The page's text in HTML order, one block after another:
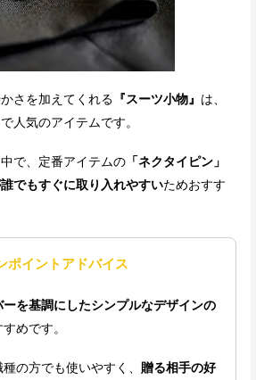
さを加えてくれる 『スーツ小物』 は、
人気のアイテムです。
で、定番アイテムの 「ネクタイピン」
でもすぐに取り入れやすいためおすす
ポイントアドバイス
ーを基調にしたシンプルなデザインの
めです。
の方でも使いやすく、 贈る相手の好